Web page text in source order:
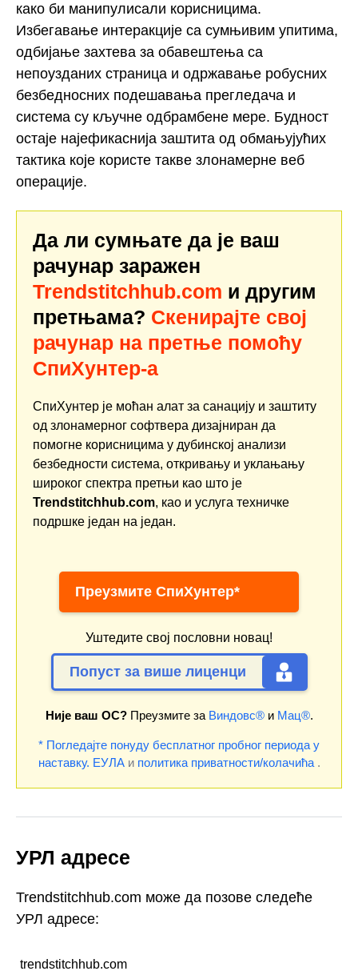
како би манипулисали корисницима.
Избегавање интеракције са сумњивим упитима,
одбијање захтева за обавештења са
непоузданих страница и одржавање робусних
безбедносних подешавања прегледача и
система су кључне одбрамбене мере. Будност
остаје најефикаснија заштита од обмањујућих
тактика које користе такве злонамерне веб
операције.
Да ли сумњате да је ваш
рачунар заражен
Trendstitchhub.com и другим
претњама? Скенирајте свој
рачунар на претње помоћу
СпиХунтер-а
СпиХунтер је моћан алат за санацију и заштиту
од злонамерног софтвера дизајниран да
помогне корисницима у дубинској анализи
безбедности система, откривању и уклањању
широког спектра претњи као што је
Trendstitchhub.com, као и услуга техничке
подршке један на један.
Преузмите СпиХунтер*
Уштедите свој пословни новац!
Попуст за више лиценци
Није ваш ОС?Преузмите за Виндовс®и Мац®.
* Погледајте понуду бесплатног пробног периода у
наставку. ЕУЛАи политика приватности/колачића.
УРЛ адресе
Trendstitchhub.com може да позове следеће
УРЛ адресе:
trendstitchhub.com